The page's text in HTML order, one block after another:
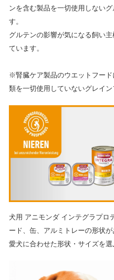
ンを含む製品を一切使用しない
す。
グルテンの影響が気になる飼い
ています。
※腎臓ケア製品のウエットフー
類を一切使用していないグレイン
犬用 アニモンダ インテグラプロ
ード、缶、アルミトレーの形状が
愛犬に合わせた形状・サイズを選